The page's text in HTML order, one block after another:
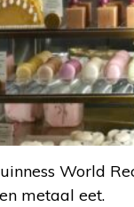
World
metaal eet.